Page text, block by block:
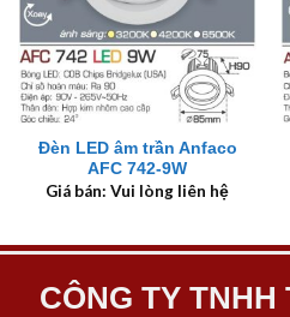
Đèn LED âm trần Anfaco
AFC 742-9W
Giá bán: Vui lòng liên hệ
CÔNG TY